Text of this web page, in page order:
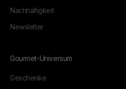
Nachhaltigkeit
Newsletter
Gourmet-Universum
Geschenke